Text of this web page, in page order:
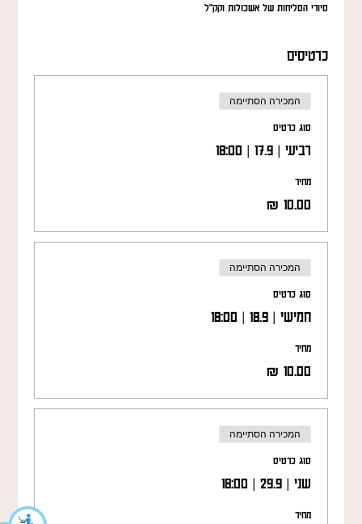
סיורי הסליחות של אשכולות וקק"ל
כרטיסים
המכירה הסתיימה
סוג כרטיס
רביעי | 17.9 | 18:00
מחיר
המכירה הסתיימה
סוג כרטיס
חמישי | 18.9 | 18:00
מחיר
המכירה הסתיימה
סוג כרטיס
שני | 29.9 | 18:00
מחיר